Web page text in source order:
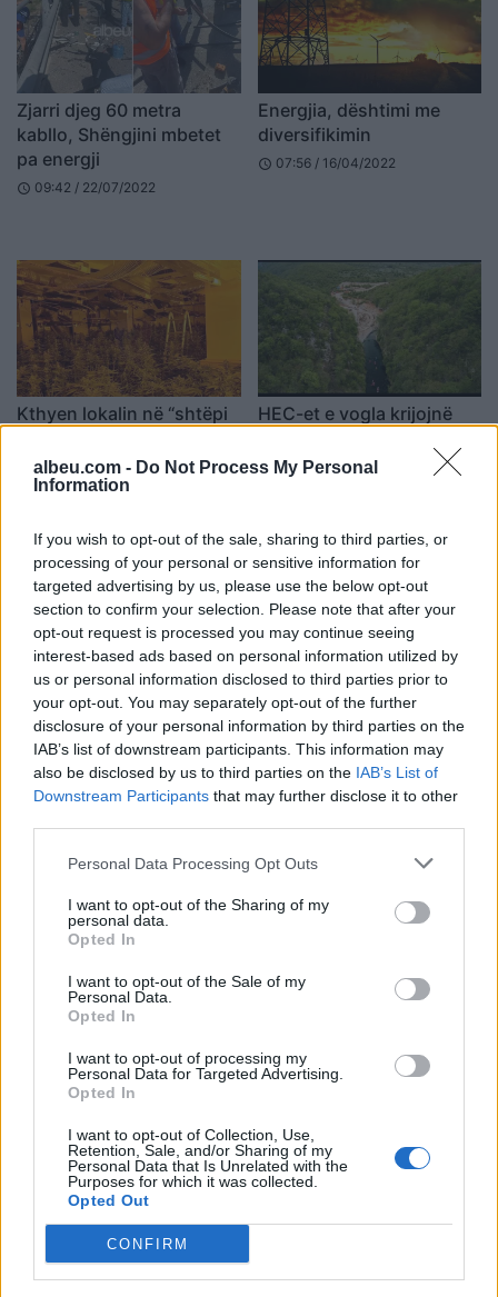
albeu.com - Do Not Process My Personal
Information
If you wish to opt-out of the sale, sharing to third parties, or
processing of your personal or sensitive information for
targeted advertising by us, please use the below opt-out
section to confirm your selection. Please note that after your
opt-out request is processed you may continue seeing
interest-based ads based on personal information utilized by
us or personal information disclosed to third parties prior to
your opt-out. You may separately opt-out of the further
disclosure of your personal information by third parties on the
IAB’s list of downstream participants. This information may
also be disclosed by us to third parties on the IAB’s List of
Downstream Participants that may further disclose it to other
Personal Data Processing Opt Outs
I want to opt-out of the Sharing of my
personal data.
Opted In
I want to opt-out of the Sale of my
Personal Data.
Opted In
I want to opt-out of processing my
Personal Data for Targeted Advertising.
Opted In
I want to opt-out of Collection, Use,
Retention, Sale, and/or Sharing of my
Personal Data that Is Unrelated with the
Purposes for which it was collected.
Opted Out
CONFIRM
Zjarri djeg 60 metra
kabllo, Shëngjini mbetet
pa energji
schedule 09:42 / 22/07/2022
Energjia, dështimi me
diversifikimin
schedule 07:56 / 16/04/2022
Kthyen lokalin në “shtëpi
persona në Malësi të
Madhe, nën hetim pronari
OSHEE
11:23 / 29/03/2022
HEC-et e vogla krijojnë
informacion për
OSHEE njofton qytetarët:
Nesër këto zona të
Tiranës do të mbeten pa
energji, ja oraret
22:41 / 07/02/2022
Energjia, bizneset në
terren të pasigurt, çmimet
pritet të dyfishohen që
nga janari
schedule 08:03 / 05/02/2022
Si mund të kontrolloni
online faturat e energjisë
elektrike?
08:03 / 31/01/2022
EMRI/ Ra në kontakt me
rrymën bashkë me
punonjësi i OSHEE në
Memaliaj
schedule 21:19 / 28/12/2021
Një pjesë e Lezhës vijon
Ç’po ndodh? E gjithë